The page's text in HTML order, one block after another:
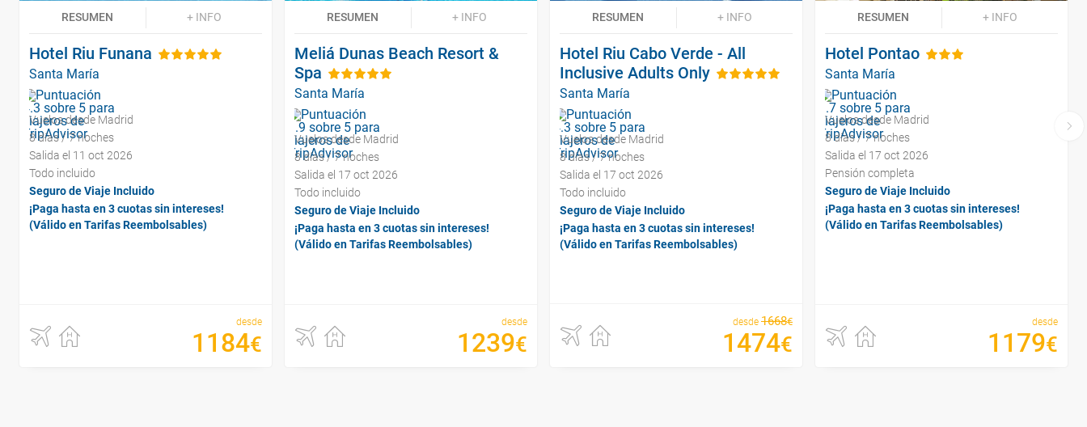
RESUMEN + INFO
Hotel Riu Funana
Santa María
Vuelos desde Madrid
8 días / 7 noches
Salida el 11 oct 2026
Todo incluido
Seguro de Viaje Incluido
¡Paga hasta en 3 cuotas sin intereses!
(Válido en Tarifas Reembolsables)
desde
1184€
RESUMEN + INFO
Meliá Dunas Beach Resort &
Spa
Santa María
Vuelos desde Madrid
8 días / 7 noches
Salida el 17 oct 2026
Todo incluido
Seguro de Viaje Incluido
¡Paga hasta en 3 cuotas sin intereses!
(Válido en Tarifas Reembolsables)
desde
1239€
RESUMEN + INFO
Hotel Riu Cabo Verde - All
Inclusive Adults Only
Santa María
Vuelos desde Madrid
8 días / 7 noches
Salida el 17 oct 2026
Todo incluido
Seguro de Viaje Incluido
¡Paga hasta en 3 cuotas sin intereses!
(Válido en Tarifas Reembolsables)
desde 1668€
1474€
RESUMEN + INFO
Hotel Pontao
Santa María
Vuelos desde Madrid
8 días / 7 noches
Salida el 17 oct 2026
Pensión completa
Seguro de Viaje Incluido
¡Paga hasta en 3 cuotas sin intereses!
(Válido en Tarifas Reembolsables)
desde
1179€